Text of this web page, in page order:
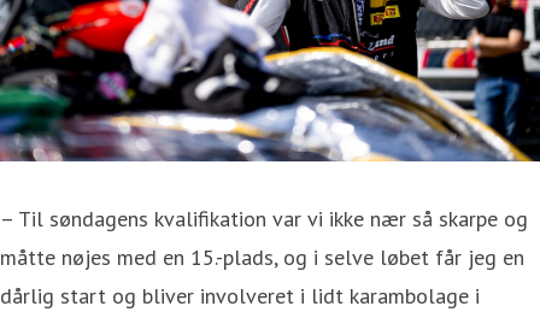
– Til søndagens kvalifikation var vi ikke nær så skarpe og
måtte nøjes med en 15.-plads, og i selve løbet får jeg en
dårlig start og bliver involveret i lidt karambolage i